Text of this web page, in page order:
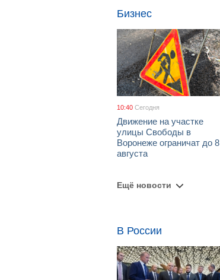
Бизнес
10:40 Сегодня
Движение на участке
улицы Свободы в
Воронеже ограничат до 8
августа
Ещё новости
В России